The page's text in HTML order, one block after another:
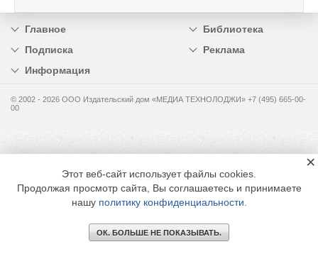
Главное
Библиотека
Подписка
Реклама
Информация
© 2002 - 2026 OOO Издательский дом «МЕДИА ТЕХНОЛОДЖИ» +7 (495) 665-00-
00
Этот веб-сайт использует файлы cookies.
Продолжая просмотр сайта, Вы соглашаетесь и принимаете
нашу политику конфиденциальности
ОК. БОЛЬШЕ НЕ ПОКАЗЫВАТЬ.
×